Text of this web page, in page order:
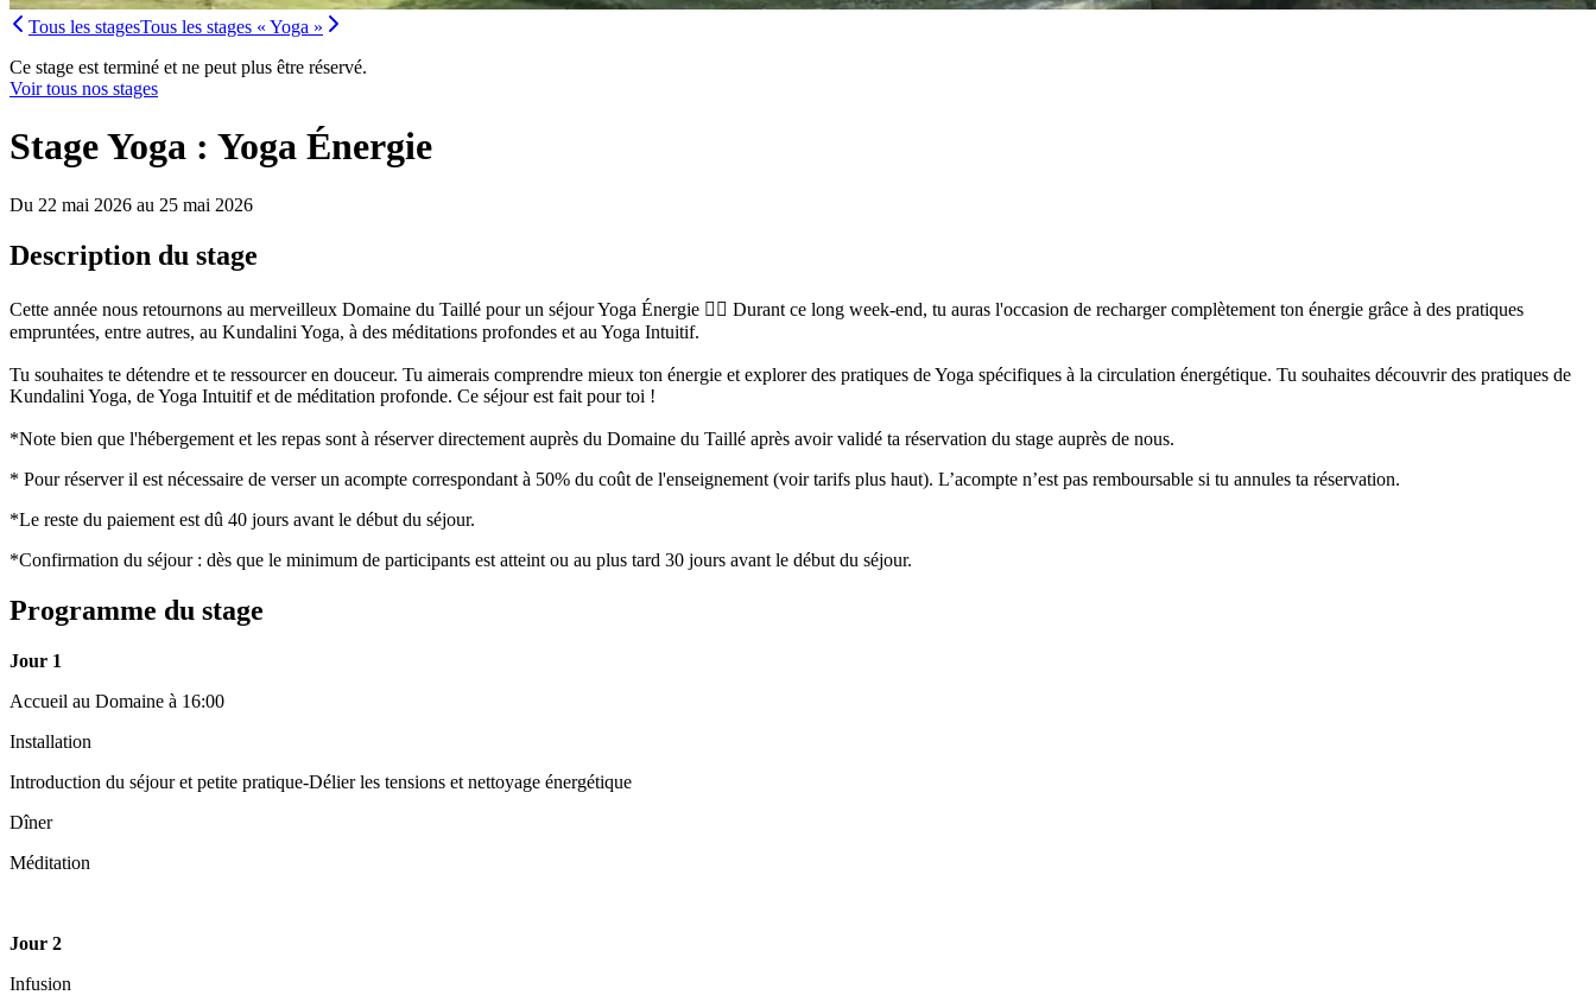
Tous les stagesTous les stages « Yoga »
Ce stage est terminé et ne peut plus être réservé.
Voir tous nos stages
Stage Yoga : Yoga Énergie
Du 22 mai 2026 au 25 mai 2026
Description du stage
Cette année nous retournons au merveilleux Domaine du Taillé pour un séjour Yoga Énergie 🤸‍♀️ Durant ce long week-end, tu auras l'occasion de recharger complètement ton énergie grâce à des pratiques
empruntées, entre autres, au Kundalini Yoga, à des méditations profondes et au Yoga Intuitif.
Tu souhaites te détendre et te ressourcer en douceur. Tu aimerais comprendre mieux ton énergie et explorer des pratiques de Yoga spécifiques à la circulation énergétique. Tu souhaites découvrir des pratiques de
Kundalini Yoga, de Yoga Intuitif et de méditation profonde. Ce séjour est fait pour toi !
*Note bien que l'hébergement et les repas sont à réserver directement auprès du Domaine du Taillé après avoir validé ta réservation du stage auprès de nous.
* Pour réserver il est nécessaire de verser un acompte correspondant à 50% du coût de l'enseignement (voir tarifs plus haut). L’acompte n’est pas remboursable si tu annules ta réservation.
*Le reste du paiement est dû 40 jours avant le début du séjour.
*Confirmation du séjour : dès que le minimum de participants est atteint ou au plus tard 30 jours avant le début du séjour.
Programme du stage
Jour 1
Accueil au Domaine à 16:00
Installation
Introduction du séjour et petite pratique-Délier les tensions et nettoyage énergétique
Dîner
Méditation
Jour 2
Infusion